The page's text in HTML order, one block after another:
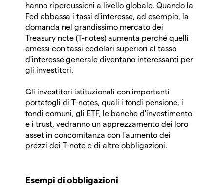
hanno ripercussioni a livello globale. Quando la
Fed abbassa i tassi d'interesse, ad esempio, la
domanda nel grandissimo mercato dei
Treasury note (T-notes) aumenta perché quelli
emessi con tassi cedolari superiori al tasso
d'interesse generale diventano interessanti per
gli investitori.
Gli investitori istituzionali con importanti
portafogli di T-notes, quali i fondi pensione, i
fondi comuni, gli ETF, le banche d'investimento
e i trust, vedranno un apprezzamento dei loro
asset in concomitanza con l'aumento dei
prezzi dei T-note e di altre obbligazioni.
Esempi di obbligazioni